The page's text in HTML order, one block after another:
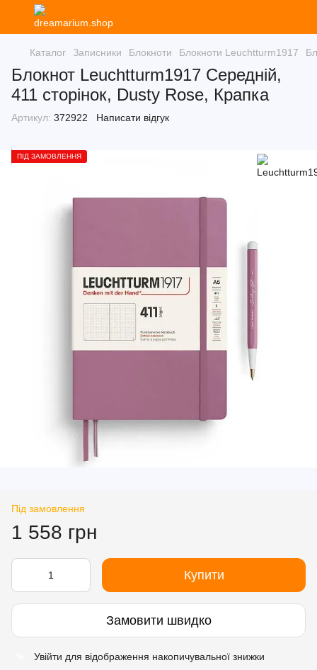
Каталог Записники Блокноти Блокноти Leuchtturm1917
Блокнот Leuchtturm1917 Середній,
411 сторінок, Dusty Rose, Крапка
Артикул: 372922 Написати відгук
ПІД ЗАМОВЛЕННЯ
Під замовлення
1 558 грн
Купити
Замовити швидко
Увійти для відображення накопичувальної знижки